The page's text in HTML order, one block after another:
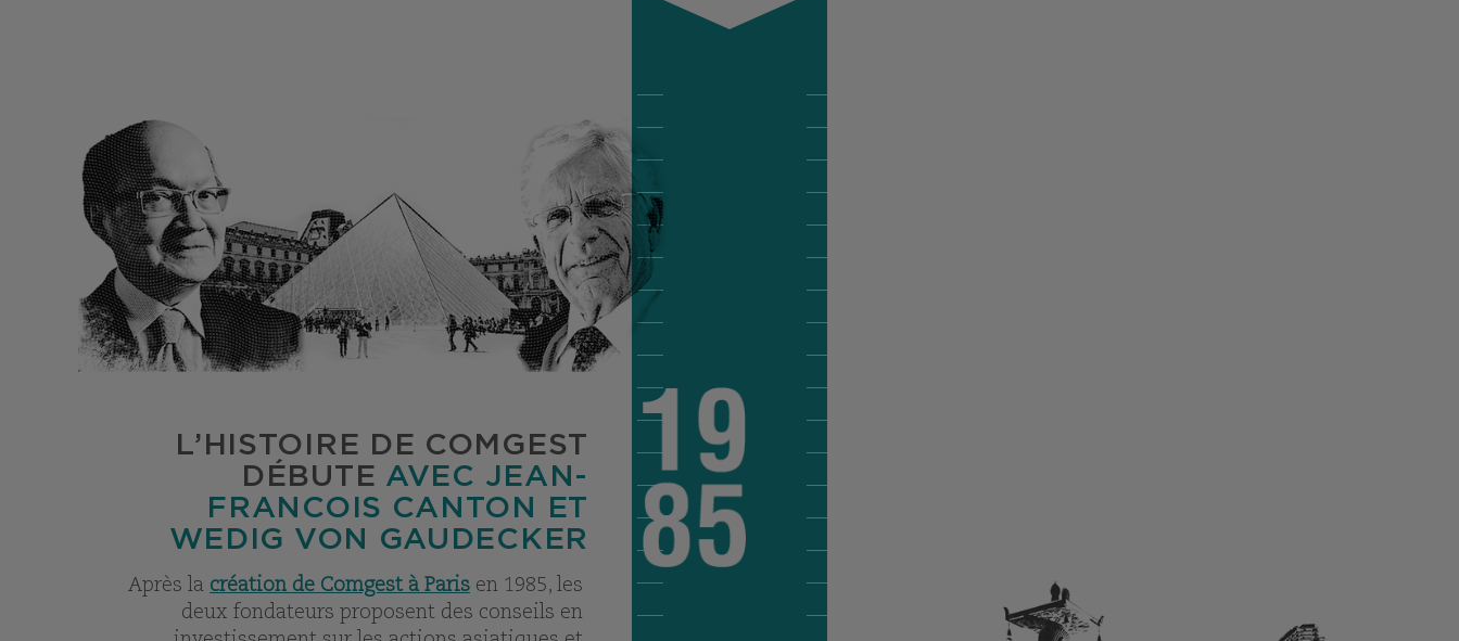
L’HISTOIRE DE COMGEST
DÉBUTE AVEC JEAN-
FRANCOIS CANTON ET
WEDIG VON GAUDECKER
Après la création de Comgest à Paris en 1985, les
deux fondateurs proposent des conseils en